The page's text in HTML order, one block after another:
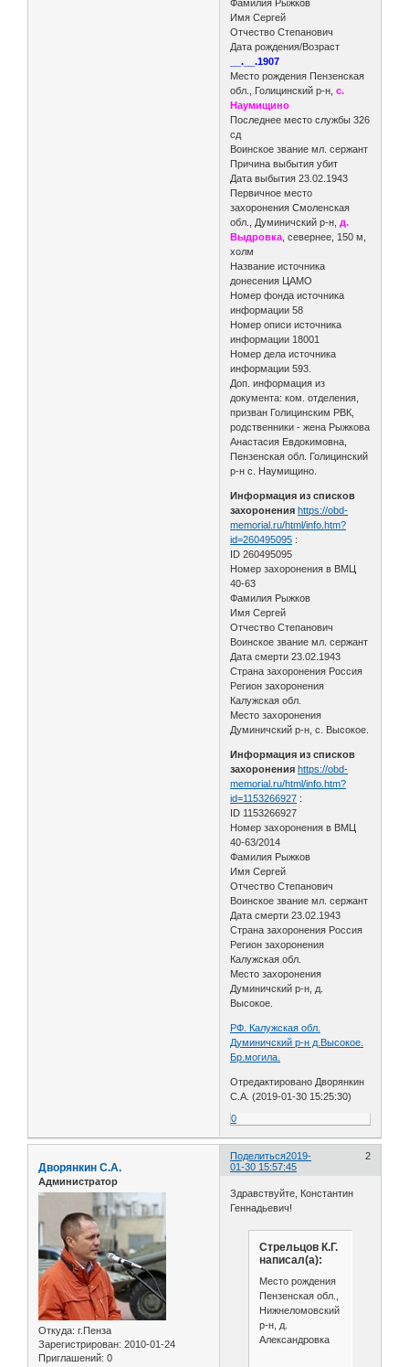
Фамилия Рыжков
Имя Сергей
Отчество Степанович
Дата рождения/Возраст
__.__.1907
Место рождения Пензенская
обл., Голицинский р-н,с.
Наумищино
Последнее место службы 326
сд
Воинское звание мл. сержант
Причина выбытия убит
Дата выбытия 23.02.1943
Первичное место
захоронения Смоленская
обл., Думиничский р-н, д.
Выдровка , севернее, 150 м,
холм
Название источника
донесения ЦАМО
Номер фонда источника
информации 58
Номер описи источника
информации 18001
Номер дела источника
информации 593.
Доп. информация из
документа: ком. отделения,
призван Голицинским РВК,
родственники - жена Рыжкова
Анастасия Евдокимовна,
Пензенская обл. Голицинский
р-н с. Наумищино.
Информация из списков
захоронения https://obd-
memorial.ru/html/info.htm?
id=260495095 :
ID 260495095
Номер захоронения в ВМЦ
40-63
Фамилия Рыжков
Имя Сергей
Отчество Степанович
Воинское звание мл. сержант
Дата смерти 23.02.1943
Страна захоронения Россия
Регион захоронения
Калужская обл.
Место захоронения
Думиничский р-н, с. Высокое.
Информация из списков
захоронения https://obd-
memorial.ru/html/info.htm?
id=1153266927 :
ID 1153266927
Номер захоронения в ВМЦ
40-63/2014
Фамилия Рыжков
Имя Сергей
Отчество Степанович
Воинское звание мл. сержант
Дата смерти 23.02.1943
Страна захоронения Россия
Регион захоронения
Калужская обл.
Место захоронения
Думиничский р-н, д.
Высокое.
РФ. Калужская обл.
Думиничский р-н д.Высокое.
Бр.могила.
Отредактировано Дворянкин
С.А. (2019-01-30 15:25:30)
0
Поделиться 2
2019-
01-30 15:57:45
Дворянкин С.А.
Администратор
Откуда: г.Пенза
Зарегистрирован: 2010-01-24
Приглашений: 0
Здравствуйте, Константин
Геннадьевич!
Стрельцов К.Г.
написал(а):
Место рождения
Пензенская обл.,
Нижнеломовский
р-н, д.
Александровка